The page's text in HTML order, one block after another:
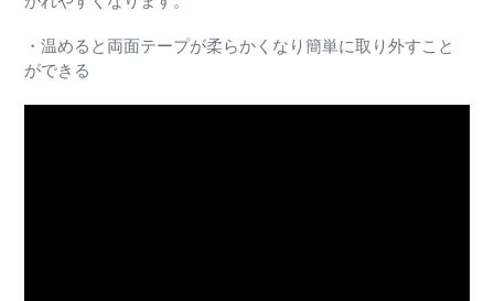
・温めると両面テープが柔らかくなり簡単に取り外すこと
ができる